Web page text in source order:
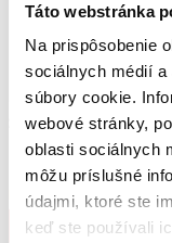
Táto webstránka
Na prispôsobenie
sociálnych médií
súbory cookie.
webové stránky,
oblasti sociálnych
môžu príslušné
údajmi, ktoré ste
keď ste používali
248,95 € s DPH
PIRELLI PNEUMATIKA
Na objednávku
Kúpiť